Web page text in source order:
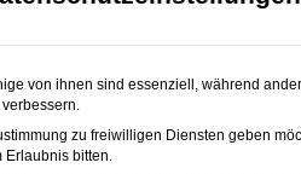
von ihnen sind essenziell, während
zu freiwilligen Diensten geben
bitten.